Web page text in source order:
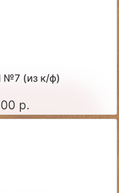
№7 (из к/ф)
р.